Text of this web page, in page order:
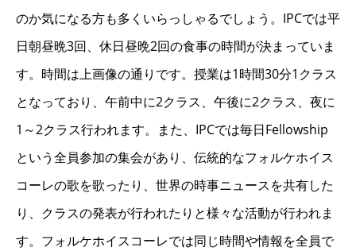
のか気になる方も多くいらっしゃるでしょう。IPCでは平
日朝昼晩3回、休日昼晩2回の食事の時間が決まっていま
す。時間は上画像の通りです。授業は1時間30分1クラス
となっており、午前中に2クラス、午後に2クラス、夜に
1～2クラス行われます。また、IPCでは毎日Fellowship
という全員参加の集会があり、伝統的なフォルケホイス
コーレの歌を歌ったり、世界の時事ニュースを共有した
り、クラスの発表が行われたりと様々な活動が行われま
す。フォルケホイスコーレでは同じ時間や情報を全員で